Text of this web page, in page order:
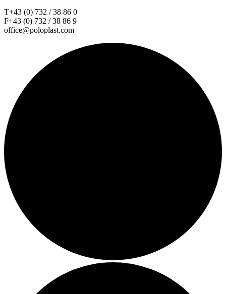
T+43 (0) 732 / 38 86 0
F+43 (0) 732 / 38 86 9
office@poloplast.com